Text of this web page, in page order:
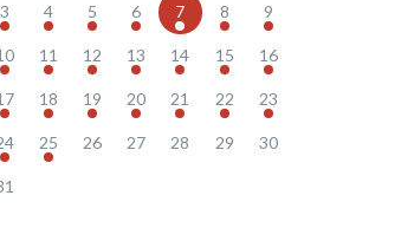
3 4 5 6 7 8 9
11 12 13 14 15 16
18 19 20 21 22 23
25 26 27 28 29 30